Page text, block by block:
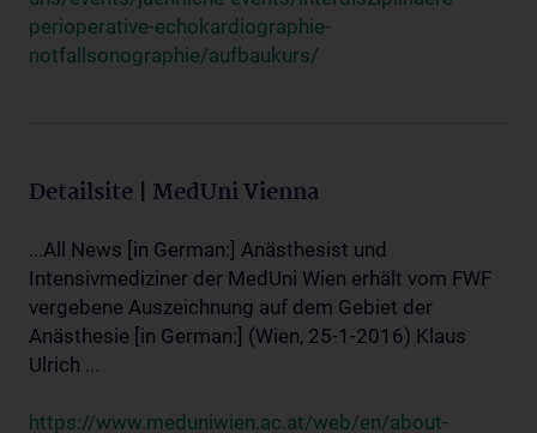
perioperative-echokardiographie-
notfallsonographie/aufbaukurs/
Detailsite | MedUni Vienna
...All News [in German:] Anästhesist und
Intensivmediziner der MedUni Wien erhält vom FWF
vergebene Auszeichnung auf dem Gebiet der
Anästhesie [in German:] (Wien, 25-1-2016) Klaus
Ulrich ...
https://www.meduniwien.ac.at/web/en/about-